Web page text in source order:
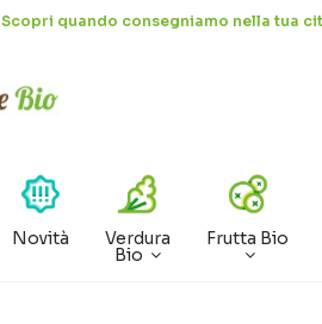
Scopri quando consegniamo nella tua
Novità Verdura
Bio
Frutta Bio